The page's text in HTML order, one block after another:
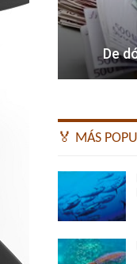
De
🏅 MÁS